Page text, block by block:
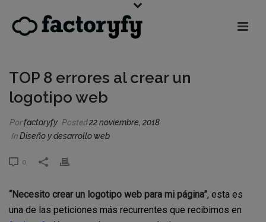
TOP 8 errores al crear un
logotipo web
Porfactoryfy Posted22 noviembre, 2018
InDiseño y desarrollo web
0
“Necesito crear un logotipo web para mi página”, esta es
una de las peticiones más recurrentes que recibimos en